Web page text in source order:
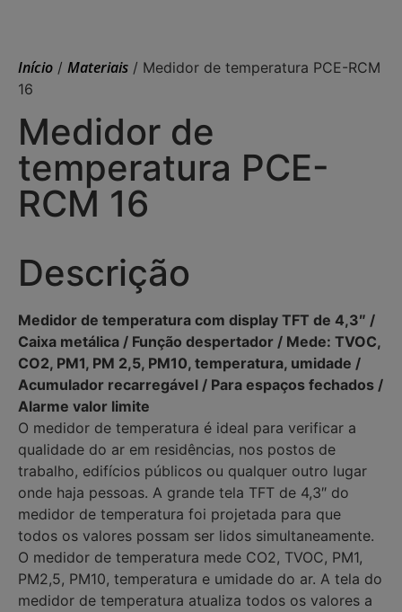
Início / Materiais / Medidor de temperatura PCE-RCM
16
Medidor de
temperatura PCE-
RCM 16
Descrição
Medidor de temperatura com display TFT de 4,3″ /
Caixa metálica / Função despertador / Mede: TVOC,
CO2, PM1, PM 2,5, PM10, temperatura, umidade /
Acumulador recarregável / Para espaços fechados /
Alarme valor limite
O medidor de temperatura é ideal para verificar a
qualidade do ar em residências, nos postos de
trabalho, edifícios públicos ou qualquer outro lugar
onde haja pessoas. A grande tela TFT de 4,3″ do
medidor de temperatura foi projetada para que
todos os valores possam ser lidos simultaneamente.
O medidor de temperatura mede CO2, TVOC, PM1,
PM2,5, PM10, temperatura e umidade do ar. A tela do
medidor de temperatura atualiza todos os valores a